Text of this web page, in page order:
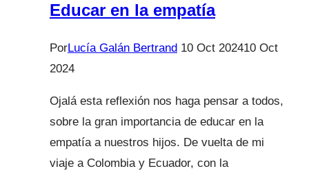
Educar en la empatía
PorLucía Galán Bertrand 10 Oct 202410 Oct
2024
Ojalá esta reflexión nos haga pensar a todos,
sobre la gran importancia de educar en la
empatía a nuestros hijos. De vuelta de mi
viaje a Colombia y Ecuador, con la